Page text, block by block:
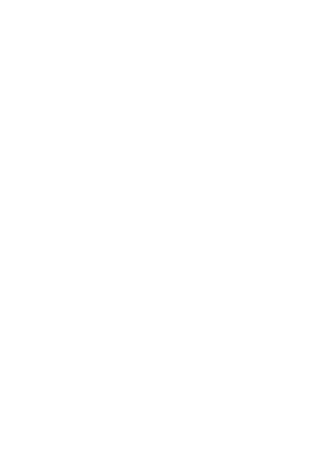
El paso de la borrasca Bert,
este
mucho más probables, eso
Serranía de Ronda y el Valle
Las previsiones del radar
sistema montañoso de
nubes a lo largo del litoral,